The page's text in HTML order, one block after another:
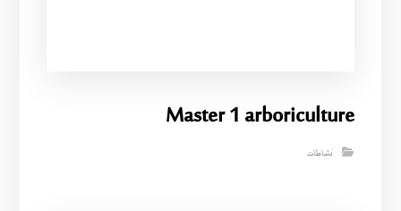
Master 1 arboriculture
نشاطات